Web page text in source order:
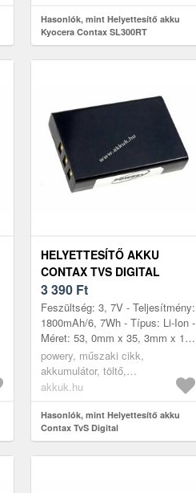
Hasonlók, mint Helyettesítő akku
Kyocera Contax SL300RT
HELYETTESÍTŐ AKKU
CONTAX TVS DIGITAL
3 390 Ft
Feszültség: 3, 7V - Teljesítmény:
1800mAh/6, 7Wh - Típus: Li-Ion -
Méret: 53, 0mm x 35, 3mm x 11,
0mm
powery, műszaki cikk,
akkumulátor, töltő,
digitáliskamera akkumulátor
akkuk.hu
Hasonlók, mint Helyettesítő akku
Contax TvS Digital